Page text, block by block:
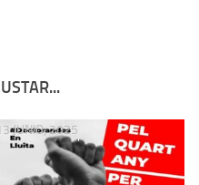
JUNIO, 2025